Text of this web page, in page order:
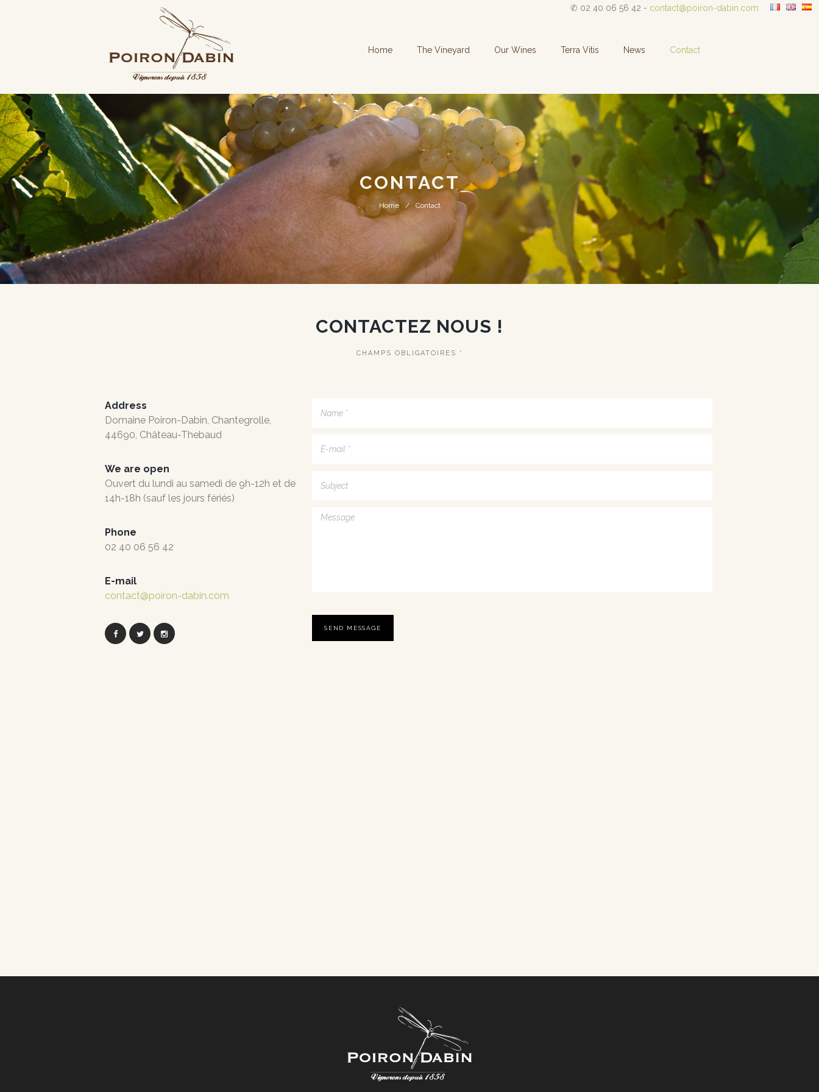
✆ 02 40 06 56 42 - contact@poiron-dabin.com
Home The Vineyard Our Wines Terra Vitis News Contact
CONTACT
Home Contact
CONTACTEZ NOUS !
CHAMPS OBLIGATOIRES *
Address
Domaine Poiron-Dabin, Chantegrolle,
44690, Château-Thebaud
We are open
Ouvert du lundi au samedi de 9h-12h et de
14h-18h (sauf les jours fériés)
Phone
02 40 06 56 42
E-mail
contact@poiron-dabin.com
SEND MESSAGE